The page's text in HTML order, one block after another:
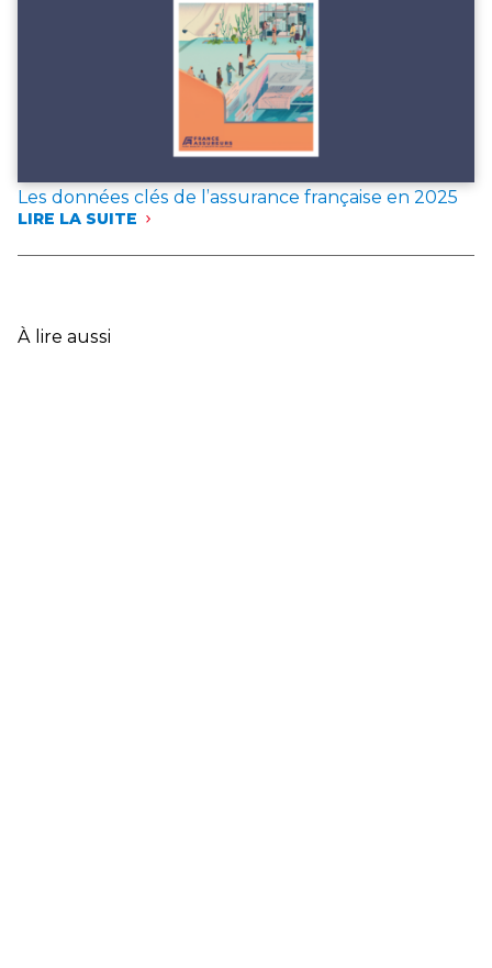
Les données clés de l’assurance française en 2025
LIRE LA SUITE
:
L’ASSURANCE
FRANÇAISE
À lire aussi